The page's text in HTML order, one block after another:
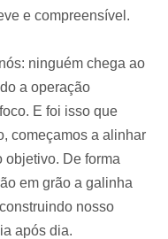
e compreensível.
ninguém chega ao
a operação
E foi isso que
começamos a alinhar
objetivo. De forma
em grão a galinha
nosso
após dia.